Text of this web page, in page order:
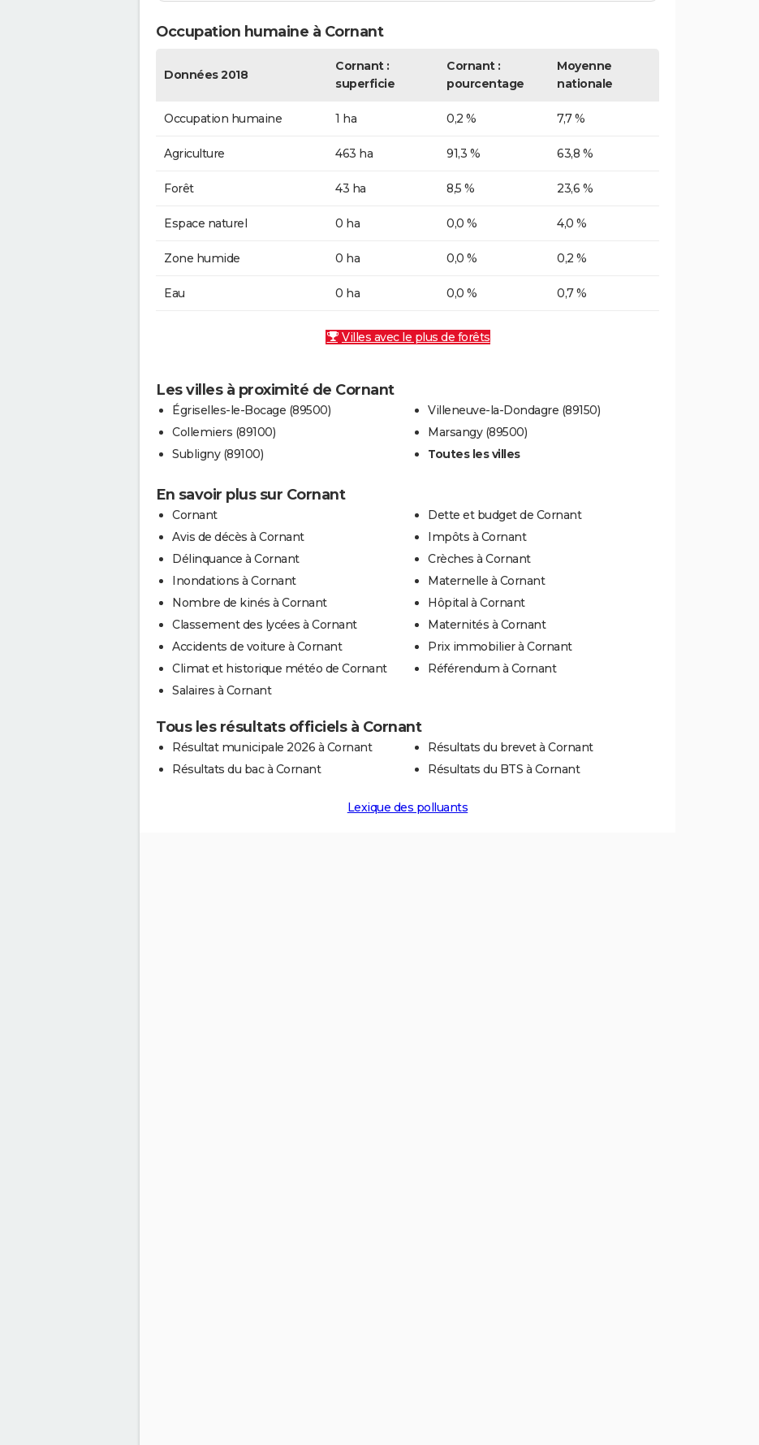
Occupation humaine à Cornant
Données 2018
Cornant :
superficie
Cornant :
pourcentage
Moyenne
nationale
Occupation humaine 1 ha 0,2 % 7,7 %
Agriculture 463 ha 91,3 % 63,8 %
Forêt 43 ha 8,5 % 23,6 %
Espace naturel 0 ha 0,0 % 4,0 %
Zone humide 0 ha 0,0 % 0,2 %
Eau 0 ha 0,0 % 0,7 %
Villes avec le plus de forêts
Les villes à proximité de Cornant
Égriselles-le-Bocage (89500)
Collemiers (89100)
Subligny (89100)
Villeneuve-la-Dondagre (89150)
Marsangy (89500)
Toutes les villes
En savoir plus sur Cornant
Cornant
Avis de décès à Cornant
Délinquance à Cornant
Inondations à Cornant
Nombre de kinés à Cornant
Classement des lycées à Cornant
Accidents de voiture à Cornant
Climat et historique météo de Cornant
Salaires à Cornant
Dette et budget de Cornant
Impôts à Cornant
Crèches à Cornant
Maternelle à Cornant
Hôpital à Cornant
Maternités à Cornant
Prix immobilier à Cornant
Référendum à Cornant
Tous les résultats officiels à Cornant
Résultat municipale 2026 à Cornant
Résultats du bac à Cornant
Résultats du brevet à Cornant
Résultats du BTS à Cornant
Lexique des polluants